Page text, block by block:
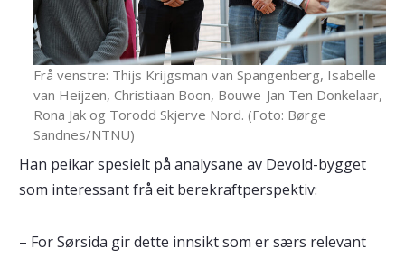
Frå venstre: Thijs Krijgsman van Spangenberg, Isabelle
van Heijzen, Christiaan Boon, Bouwe-Jan Ten Donkelaar,
Rona Jak og Torodd Skjerve Nord. (Foto: Børge
Sandnes/NTNU)
Han peikar spesielt på analysane av Devold-bygget
som interessant frå eit berekraftperspektiv:
– For Sørsida gir dette innsikt som er særs relevant